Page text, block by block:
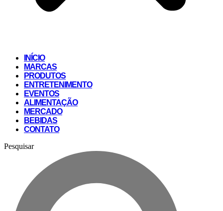
INÍCIO
MARCAS
PRODUTOS
ENTRETENIMENTO
EVENTOS
ALIMENTAÇÃO
MERCADO
BEBIDAS
CONTATO
Pesquisar